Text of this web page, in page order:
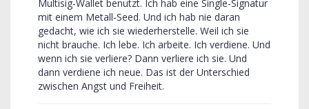
Multisig-Wallet benutzt. Ich hab eine Single-Signatur
mit einem Metall-Seed. Und ich hab nie daran
gedacht, wie ich sie wiederherstelle. Weil ich sie
nicht brauche. Ich lebe. Ich arbeite. Ich verdiene. Und
wenn ich sie verliere? Dann verliere ich sie. Und
dann verdiene ich neue. Das ist der Unterschied
zwischen Angst und Freiheit.